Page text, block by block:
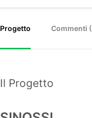
Progetto Commenti (
Il Progetto